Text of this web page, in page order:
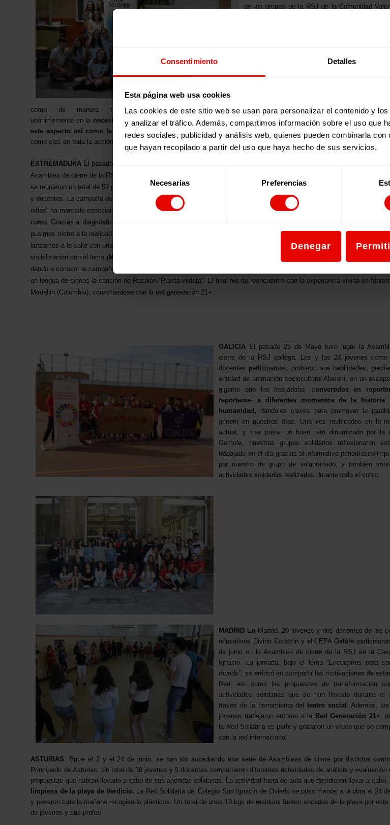
Consentimiento Detalles
Esta página web usa cookies
Las cookies de este sitio web se usan para personalizar el contenido y
y analizar el tráfico. Además, compartimos información sobre el uso que
redes sociales, publicidad y análisis web, quienes pueden combinarla
que hayan recopilado a partir del uso que haya hecho de sus servicios.
Selección
consentimiento
Necesarias Preferencias
Denegar
de los grupos de la RSJ de la Comunidad
curso 18-19 como el funcionamiento de los
como de manera transversal, concluyendo
unánimemente en la necesidad de seguir integrando
este aspecto así como la sostenibilidad ambiental
como ejes en toda la acción de la Red.
EXTREMADURA El pasado 18 de mayo tuvo lugar la
Asamblea de cierre de la RSJ de Extremadura donde
se reunieron un total de 52 participantes entre jóvenes
y docentes. La campaña de este año “Luz de las
niñas” ha marcado especialmente las agendas del
curso. Gracias al diagnóstico de Haití y Guatemala
pusimos rostro a la realidad de desigualdad y nos
lanzamos a la calle con una actividad de incidencia y
visibilización con el lema ¡Muévete por la igualdad!
dando a conocer la campaña a pie de calle y bailando
en lengua de signos la canción de Rozalén “Puerta violeta”. El final fue de reencuentro con la experiencia vivida en
Medellin (Colombia), conectándose con la red generación 21+.
GALICIA El pasado 25 de Mayo tuvo lugar la
cierre de la RSJ gallega. Los y las 24 jóvenes
docentes participantes, probaron sus habilidades,
entidad de animación sociocultural Abeloni, en un
gigante que los trasladaba -convertidos en
reporteras- a diferentes momentos de la historia
humanidad, dándoles claves para promover la
género en nuestros días. Una vez reubicados en la
actual, y tras pasar un buen rato dinamizado por la
Gemola, nuestros grupos solidarios reflexionaron
trabajado en el día gracias al informativo periodístico
por nuestro de grupo de voluntariado, y también
actividades solidarias realizadas durante todo el curso.
MADRID En Madrid, 20 jóvenes y dos docentes de los
educativos Divino Corazón y el CEPA Getafe
de junio en la Asamblea de cierre de la RSJ en la
Ignacio. La jornada, bajo el lema “Encuentros para
mundo”, se enfocó en compartir las motivaciones de
Red, así como las propuestas de transformación
actividades solidarias que se han llevado durante el
través de la herramienta del teatro social . Además,
jóvenes trabajaron entorno a la Red Generación 21+ ,
la Red Solidaria es parte y grabaron un vídeo que se
con la red internacional.
ASTURIAS. Entre el 2 y el 24 de junio, se han ido sucediendo una serie de Asambleas de cierre por distintos
Principado de Asturias. Un total de 50 jóvenes y 5 docentes compartieron diferentes actividades de análisis y evaluación
propuestas que habían llevado a cabo de sus agendas solidarias. La actividad fuera de aula que decidieron llevar a cabo,
limpieza de la playa de Verdicio. La Red Solidaria del Colegio San Ignacio de Oviedo se puso manos a la obra el 24
y pasaron toda la mañana recogiendo plásticos. Un total de unos 13 kgs de residuos fueron sacados de la playa por este
de jóvenes y sus profes.